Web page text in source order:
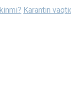
Karantin